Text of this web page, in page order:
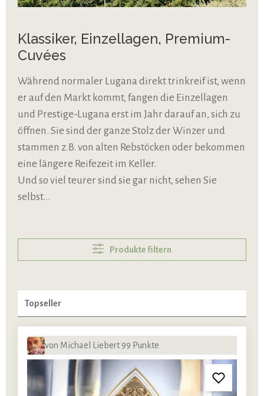
Klassiker, Einzellagen, Premium-
Cuvées
Während normaler Lugana direkt trinkreif ist, wenn
er auf den Markt kommt, fangen die Einzellagen
und Prestige-Lugana erst im Jahr darauf an, sich zu
öffnen. Sie sind der ganze Stolz der Winzer und
stammen z.B. von alten Rebstöcken oder bekommen
eine längere Reifezeit im Keller.
Und so viel teurer sind sie gar nicht, sehen Sie
selbst...
Produkte filtern
von Michael Liebert 99 Punkte